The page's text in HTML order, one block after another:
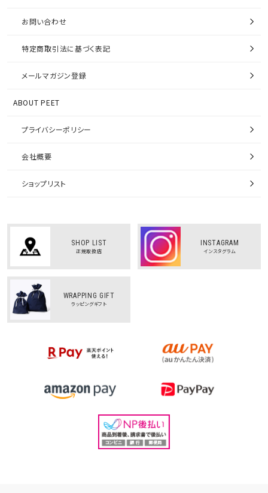
お問い合わせ
特定商取引法に基づく表記
メールマガジン登録
ABOUT PEET
プライバシーポリシー
会社概要
ショップリスト
SHOP LIST
正規取扱店
INSTAGRAM
インスタグラム
WRAPPING GIFT
ラッピングギフト